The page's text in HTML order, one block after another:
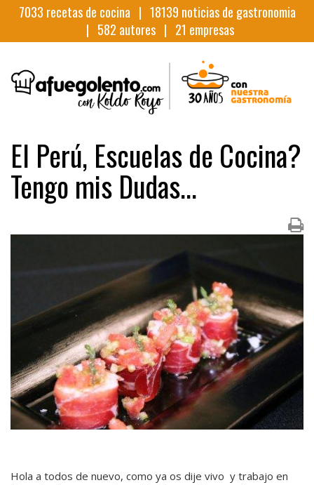
7033 recetas de cocina | 18139 noticias de gastronomia
| 582 autores | 21 empresas
El Perú, Escuelas de Cocina?
Tengo mis Dudas...
Hola a todos de nuevo, como ya os dije vivo y trabajo en